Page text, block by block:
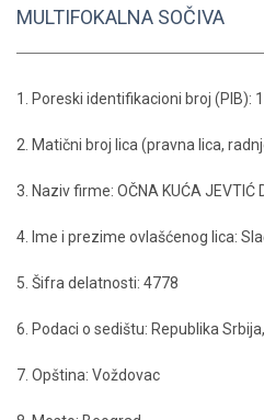
MULTIFOKALNA SOČIVA
1. Poreski identifikacioni broj (PIB):
2. Matični broj lica (pravna lica,
3. Naziv firme: OČNA KUĆA JEVTIĆ
4. Ime i prezime ovlašćenog lica:
5. Šifra delatnosti: 4778
6. Podaci o sedištu: Republika
7. Opština: Voždovac